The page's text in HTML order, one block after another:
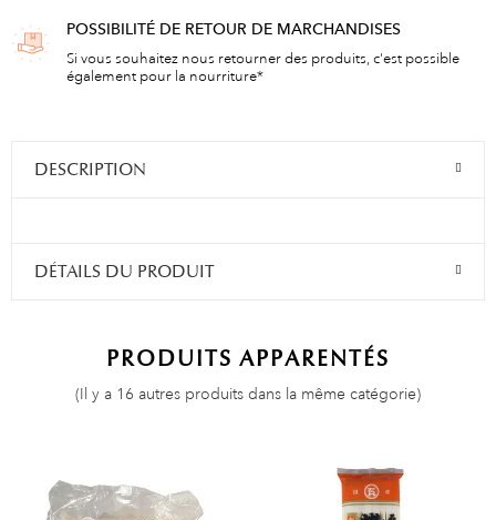
POSSIBILITÉ DE RETOUR DE MARCHANDISES
Si vous souhaitez nous retourner des produits, c'est possible
également pour la nourriture*
DESCRIPTION
DÉTAILS DU PRODUIT
PRODUITS APPARENTÉS
(Il y a 16 autres produits dans la même catégorie)